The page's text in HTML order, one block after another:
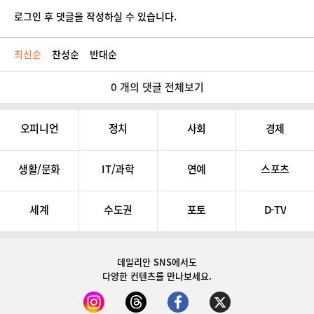
로그인 후 댓글을 작성하실 수 있습니다.
최신순 찬성순 반대순
0 개의 댓글 전체보기
오피니언 정치 사회 경제
생활/문화 IT/과학 연예 스포츠
세계 수도권 포토 D-TV
데일리안 SNS에서도
다양한 컨텐츠를 만나보세요.